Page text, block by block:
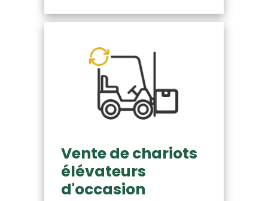
Vente de chariots
élévateurs
d'occasion